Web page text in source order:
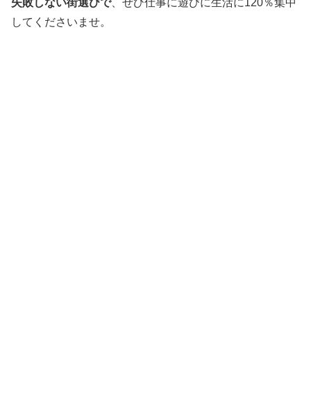
してくださいませ。